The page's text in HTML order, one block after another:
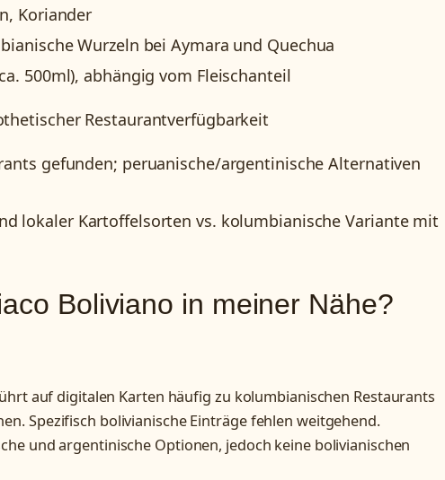
Koriander
Wurzeln bei Aymara und Quechua
500ml), abhängig vom Fleischanteil
Restaurantverfügbarkeit
gefunden; peruanische/argentinische Alternativen
lokaler Kartoffelsorten vs. kolumbianische Variante mit
Boliviano in meiner Nähe?
auf digitalen Karten häufig zu kolumbianischen Restaurants
Spezifisch bolivianische Einträge fehlen weitgehend.
und argentinische Optionen, jedoch keine bolivianischen